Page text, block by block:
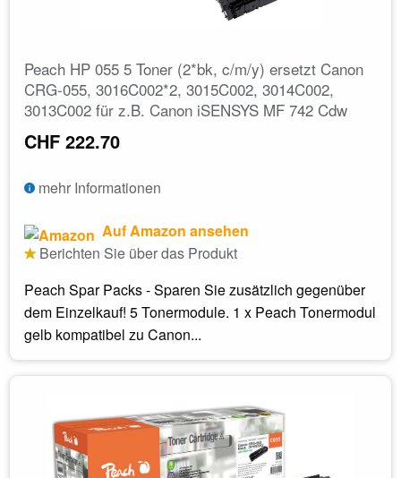
Peach HP 055 5 Toner (2*bk, c/m/y) ersetzt Canon
CRG-055, 3016C002*2, 3015C002, 3014C002,
3013C002 für z.B. Canon iSENSYS MF 742 Cdw
CHF 222.70
mehr Informationen
Auf Amazon ansehen
Berichten Sie über das Produkt
Peach Spar Packs - Sparen Sie zusätzlich gegenüber
dem Einzelkauf! 5 Tonermodule. 1 x Peach Tonermodul
gelb kompatibel zu Canon...